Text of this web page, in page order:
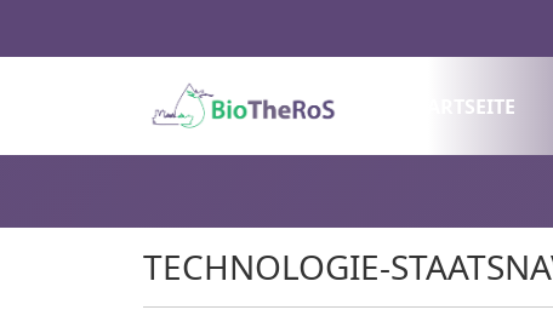
STARTSEITE
TECHNOLOGIE-